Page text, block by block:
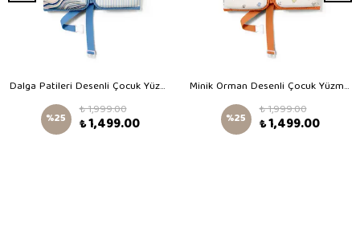
Dalga Patileri Desenli Çocuk Yüzme Yeleği
%25 ₺ 1,999.00
₺ 1,499.00
Minik Orman Desenli Çocuk Yüzme Yeleği
%25 ₺ 1,999.00
₺ 1,499.00